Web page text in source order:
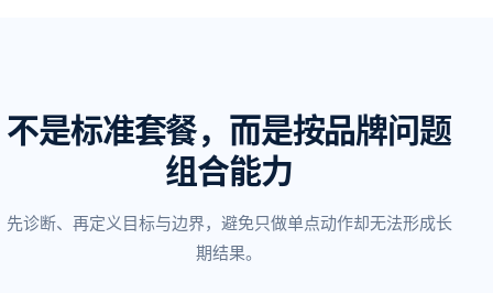
不是标准套餐，而是按品牌问题
组合能力
先诊断、再定义目标与边界，避免只做单点动作却无法形成长
期结果。